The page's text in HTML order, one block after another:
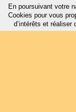
En poursuivant votre
Cookies pour vous
d’intérêts et